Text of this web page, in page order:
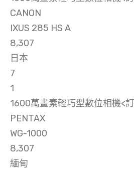
CANON
IXUS 285 HS A
8,307
日本
7
1
1600萬畫素輕巧型數位相機<
PENTAX
WG-1000
8,307
緬甸